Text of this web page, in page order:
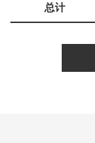
总计